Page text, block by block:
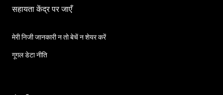
सहायता केंद्र पर जाएँ
मेरी निजी जानकारी न तो बेचें न शेयर करें
गूगल डेटा नीति